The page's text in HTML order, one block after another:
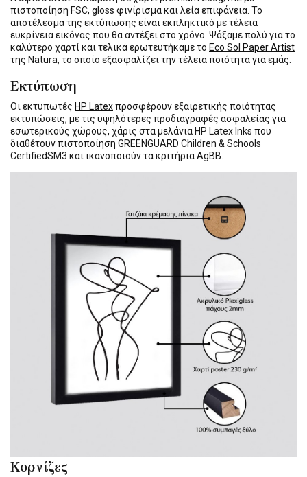
πιστοποίηση FSC, gloss φινίρισμα και λεία επιφάνεια. Το
αποτέλεσμα της εκτύπωσης είναι εκπληκτικό με τέλεια
ευκρίνεια εικόνας που θα αντέξει στο χρόνο. Ψάξαμε πολύ για το
καλύτερο χαρτί και τελικά ερωτευτήκαμε το Eco Sol Paper Artist
της Natura, το οποίο εξασφαλίζει την τέλεια ποιότητα για εμάς.
Εκτύπωση
Οι εκτυπωτές HP Latexπροσφέρουν εξαιρετικής ποιότητας
εκτυπώσεις, με τις υψηλότερες προδιαγραφές ασφαλείας για
εσωτερικούς χώρους, χάρις στα μελάνια HP Latex Inks που
διαθέτουν πιστοποίηση GREENGUARD Children & Schools
CertifiedSM3 και ικανοποιούν τα κριτήρια AgBB.
Κορνίζες